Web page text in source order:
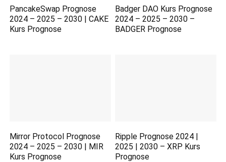
PancakeSwap Prognose
2024 – 2025 – 2030 | CAKE
Kurs Prognose
Badger DAO Kurs Prognose
2024 – 2025 – 2030 –
BADGER Prognose
Mirror Protocol Prognose
2024 – 2025 – 2030 | MIR
Kurs Prognose
Ripple Prognose 2024 |
2025 | 2030 – XRP Kurs
Prognose